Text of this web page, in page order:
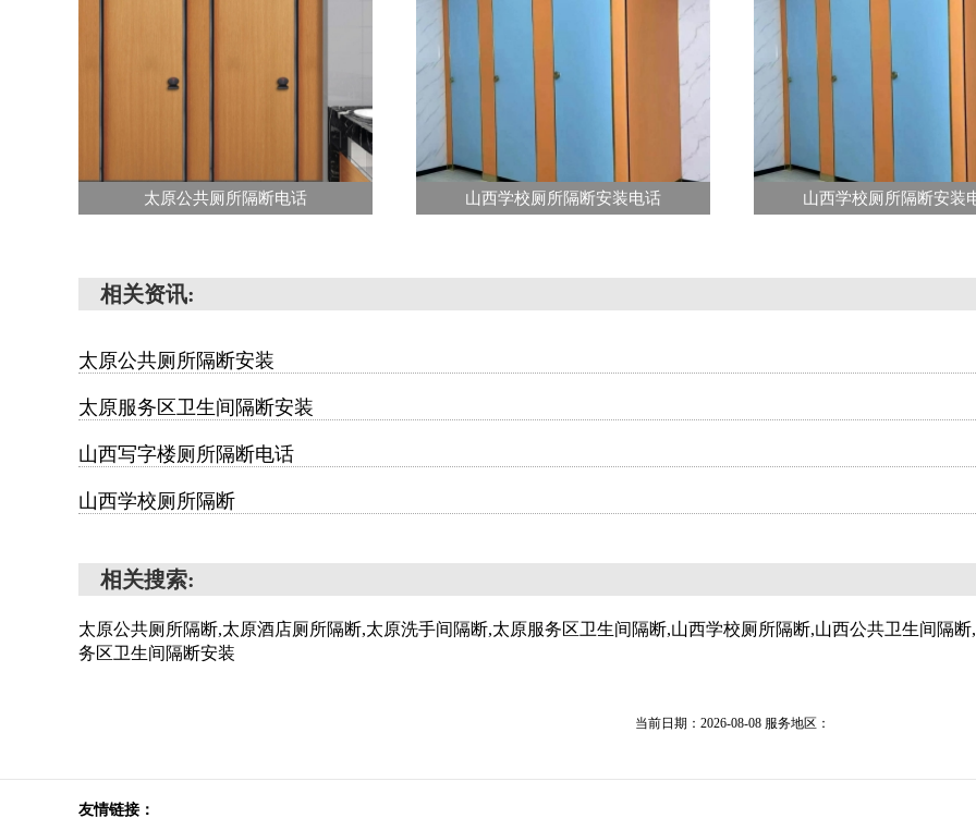
太原公共厕所隔断电话 山西学校厕所隔断安装电话 山西学校厕所隔断安装
相关资讯:
太原公共厕所隔断安装
太原服务区卫生间隔断安装
山西写字楼厕所隔断电话
山西学校厕所隔断
相关搜索:
太原公共厕所隔断,太原酒店厕所隔断,太原洗手间隔断,太原服务区卫生间隔断,山西学校厕所隔断,山西公共卫生间隔
务区卫生间隔断安装
当前日期：2026-08-08 服务地区：
友情链接：